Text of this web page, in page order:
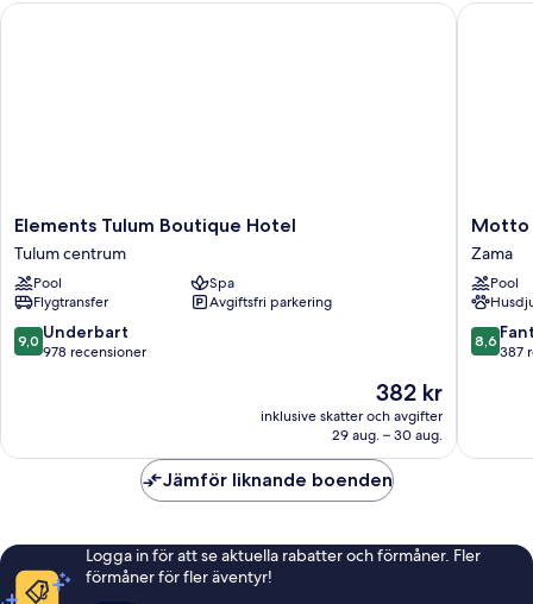
Elements
Tulum
Boutique
Hotel
Tulum
centrum
Elements Tulum Boutique Hotel
Tulum centrum
Pool
Spa
Flygtransfer
Avgiftsfri parkering
9.0
av
9,0 Underbart
978 recensioner
Priset
är
382 kr
382 kr
inklusive skatter och avgifter
29 aug. – 30 aug.
Elements Tulum Boutique Hotel
Motto
by
Hilton
Tulum
Zama
Motto
Zama
Pool
8.6
av
8,6
387
Motto
Jämför liknande boenden
Logga in för att se aktuella rabatter och förmåner. Fler
förmåner för fler äventyr!